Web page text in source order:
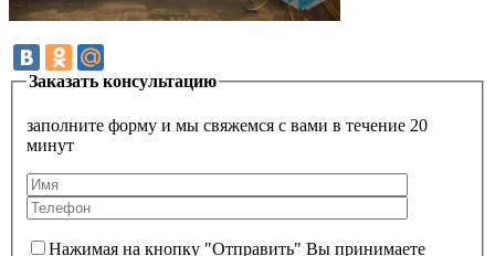
Заказать консультацию
заполните форму и мы свяжемся с вами в течение 20
минут
Нажимая на кнопку "Отправить" Вы принимаете